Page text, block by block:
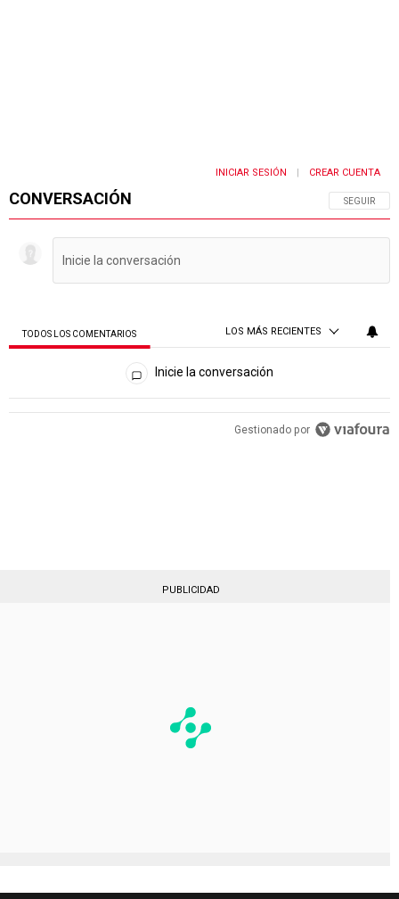
CONVERSACIÓN SIGA ESTA
SEGUIR
INICIAR SESIÓN CREAR CUENTA
TODOS LOS COMENTARIOS LOS MÁS RECIENTES
Todos los comentarios
Inicie la conversación
PUBLICIDAD